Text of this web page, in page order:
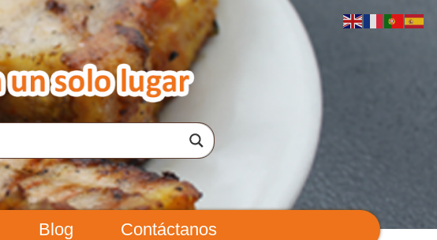
Blog Contáctanos